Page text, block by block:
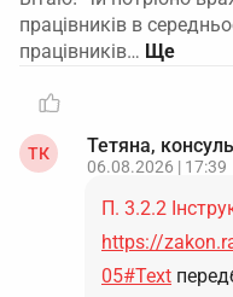
працівників в
працівників…
ТК Тетяна,
06.08.2026 | 17:39
П. 3.2.2
https://
05#Text